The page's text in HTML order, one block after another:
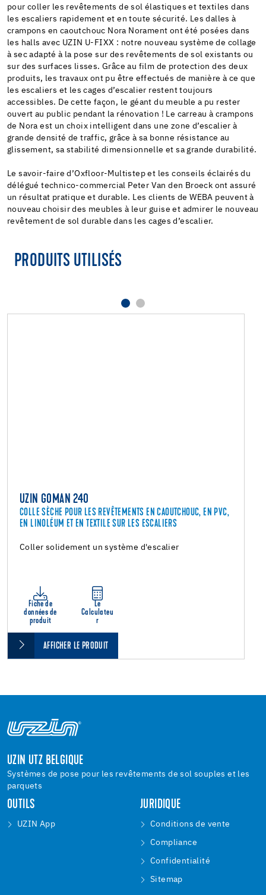
pour coller les revêtements de sol élastiques et textiles dans
les escaliers rapidement et en toute sécurité. Les dalles à
crampons en caoutchouc Nora Norament ont été posées dans
les halls avec UZIN U-FIXX : notre nouveau système de collage
à sec adapté à la pose sur des revêtements de sol existants ou
sur des surfaces lisses. Grâce au film de protection des deux
produits, les travaux ont pu être effectués de manière à ce que
les escaliers et les cages d’escalier restent toujours
accessibles. De cette façon, le géant du meuble a pu rester
ouvert au public pendant la rénovation ! Le carreau à crampons
de Nora est un choix intelligent dans une zone d’escalier à
grande densité de traffic, grâce à sa bonne résistance au
glissement, sa stabilité dimensionnelle et sa grande durabilité.
Le savoir-faire d’Oxfloor-Multistep et les conseils éclairés du
délégué technico-commercial Peter Van den Broeck ont assuré
un résultat pratique et durable. Les clients de WEBA peuvent à
nouveau choisir des meubles à leur guise et admirer le nouveau
revêtement de sol durable dans les cages d’escalier.
PRODUITS UTILISÉS
UZIN GOMAN 240
COLLE SÈCHE POUR LES REVÊTEMENTS EN CAOUTCHOUC, EN PVC,
EN LINOLÉUM ET EN TEXTILE SUR LES ESCALIERS
Coller solidement un système d'escalier
Fiche de
données de
produit
Le
Calculateu
r
AFFICHER LE PRODUIT
UZIN UTZ BELGIQUE
Systèmes de pose pour les revêtements de sol souples et les
parquets
OUTILS
UZIN App
JURIDIQUE
Conditions de vente
Compliance
Confidentialité
Sitemap